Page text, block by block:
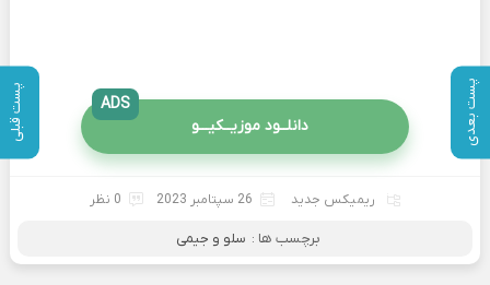
پست بعدی پست قبلی دانلــود موزیــکیـــو
ADS
ریمیکس جدید 26 سپتامبر 2023 0 نظر
برچسب ها : سلو و جیمی